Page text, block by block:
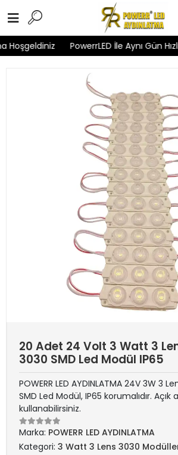
Hoşgeldiniz PowerrLED İle Aynı Gün
20 Adet 24 Volt 3 Watt 3
3030 SMD Led Modül IP65
POWERR LED AYDINLATMA 24V 3W 3
SMD Led Modül, IP65 korumalıdır.
kullanabilirsiniz.
Marka: POWERR LED AYDINLATMA
Kategori: 3 Watt 3 Lens 3030